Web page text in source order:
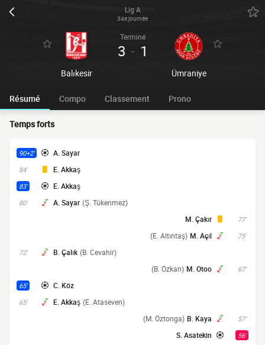
Lig A
34e journée
Balıkesir
Terminé
3 - 1
Ümraniye
Résumé Compo Classement Prono
Temps forts
90+2' A. Sayar
84' E. Akkaş
83' E. Akkaş
80' A. Sayar (Ş. Tükenmez)
77'
M. Çakır
75'
M. Açıl
(E. Altıntaş)
72' B. Çalık (B. Cevahir)
67'
M. Otoo
(B. Özkan)
65' C. Köz
65' E. Akkaş (E. Ataseven)
57'
B. Kaya
(M. Öztonga)
56'
S. Asatekin